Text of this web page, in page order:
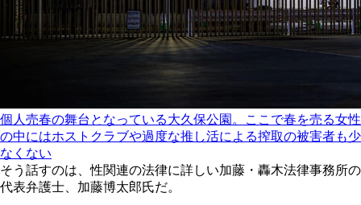
個人売春の舞台となっている大久保公園。ここで春を売る女性
の中にはホストクラブや過度な推し活による搾取の被害者も少
なくない
そう話すのは、性関連の法律に詳しい加藤・轟木法律事務所の
代表弁護士、加藤博太郎氏だ。